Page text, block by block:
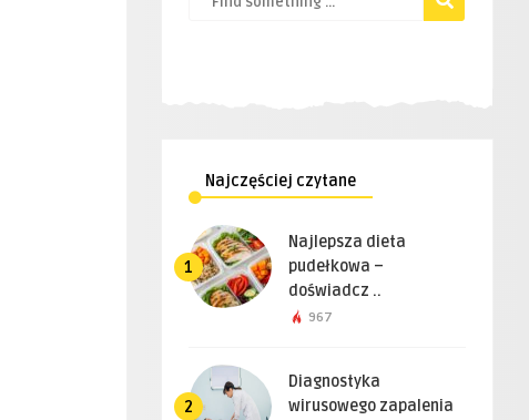
Najczęściej czytane
1
Najlepsza dieta
pudełkowa –
doświadcz ..
967
2
Diagnostyka
wirusowego zapalenia